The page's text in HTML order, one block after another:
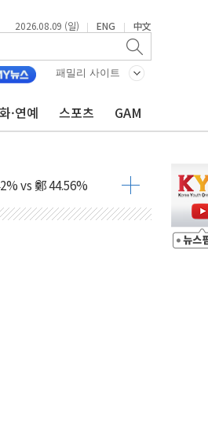
2026.08.09 (일) | ENG | 中文
패밀리 사이트
·연예 스포츠 GAM
'총력'
·통제구간 없어
42.08%
송영길 7.47%